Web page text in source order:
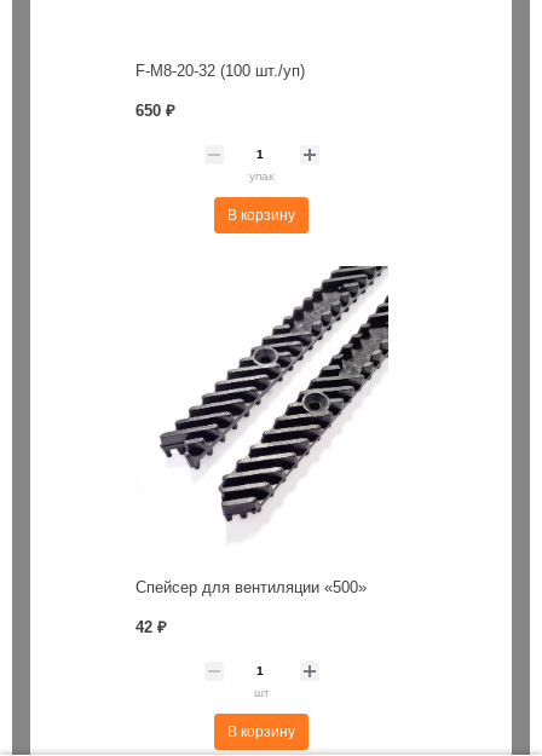
F-M8-20-32 (100 шт./уп)
650 ₽
упак
В корзину
Спейсер для вентиляции «500»
42 ₽
шт
В корзину